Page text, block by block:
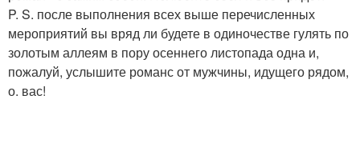
P. S. после выполнения всех выше перечисленных
мероприятий вы вряд ли будете в одиночестве гулять по
золотым аллеям в пору осеннего листопада одна и,
пожалуй, услышите романс от мужчины, идущего рядом,
о. вас!